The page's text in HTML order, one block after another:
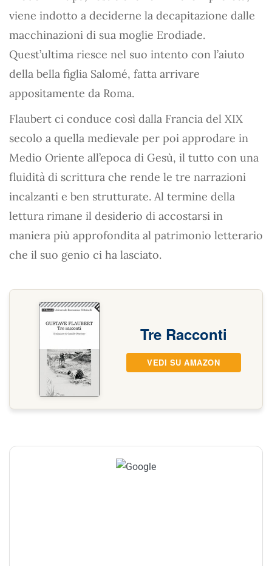
viene indotto a deciderne la decapitazione dalle
macchinazioni di sua moglie Erodiade.
Quest’ultima riesce nel suo intento con l’aiuto
della bella figlia Salomé, fatta arrivare
appositamente da Roma.
Flaubert ci conduce così dalla Francia del XIX
secolo a quella medievale per poi approdare in
Medio Oriente all’epoca di Gesù, il tutto con una
fluidità di scrittura che rende le tre narrazioni
incalzanti e ben strutturate. Al termine della
lettura rimane il desiderio di accostarsi in
maniera più approfondita al patrimonio letterario
che il suo genio ci ha lasciato.
Tre Racconti
VEDI SU AMAZON